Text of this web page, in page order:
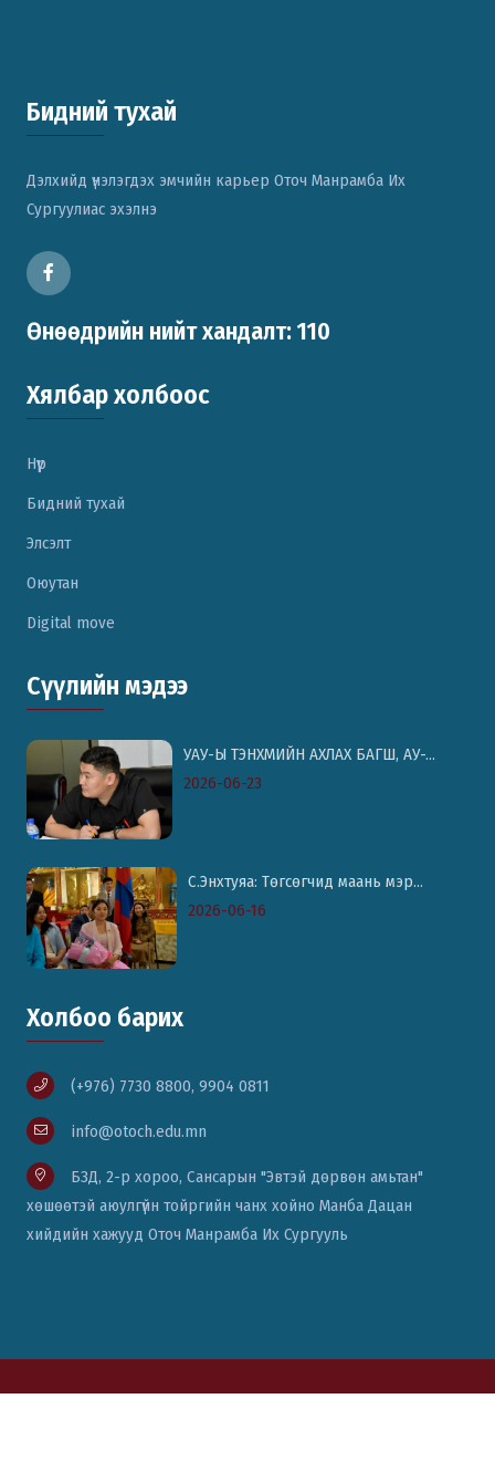
Бидний тухай
Дэлхийд үнэлэгдэх эмчийн карьер Оточ Манрамба Их
Сургуулиас эхэлнэ
Өнөөдрийн нийт хандалт: 110
Хялбар холбоос
Нүүр
Бидний тухай
Элсэлт
Оюутан
Digital move
Сүүлийн мэдээ
УАУ-Ы ТЭНХМИЙН АХЛАХ БАГШ, АУ-...
2026-06-23
С.Энхтуяа: Төгсөгчид маань мэр...
2026-06-16
Холбоо барих
(+976) 7730 8800, 9904 0811
info@otoch.edu.mn
БЗД, 2-р хороо, Сансарын "Эвтэй дөрвөн амьтан"
хөшөөтэй аюулгүйн тойргийн чанх хойно Манба Дацан
хийдийн хажууд Оточ Манрамба Их Сургууль